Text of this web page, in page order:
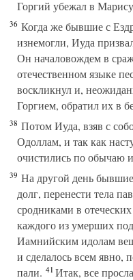
Горгий убежал в
36 Когда же бывшие с
изнемогли, Иуда
Он началовождем в
отечественном языке
воскликнул и,
Горгием, обратил их в
38 Потом Иуда, взяв с
Одоллам, и так как
очистились по обычаю
39 На другой день
долг, перенести тела
сродниками в
каждого из умерших
Иамнийским идолам
и сделалось всем явно,
пали. 41Итак, все